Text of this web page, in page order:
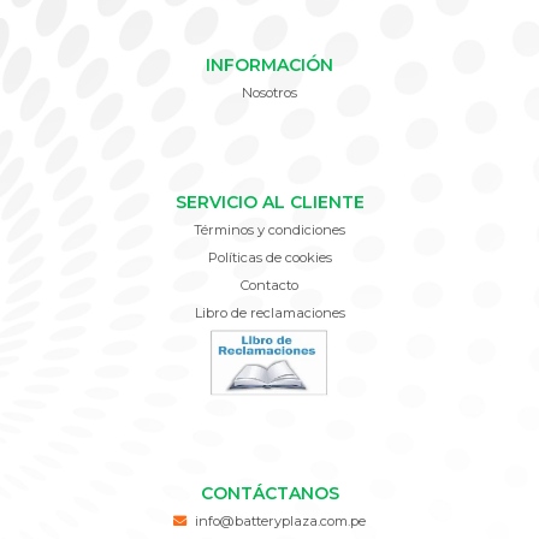
INFORMACIÓN
Nosotros
SERVICIO AL CLIENTE
Términos y condiciones
Políticas de cookies
Contacto
Libro de reclamaciones
CONTÁCTANOS
info@batteryplaza.com.pe